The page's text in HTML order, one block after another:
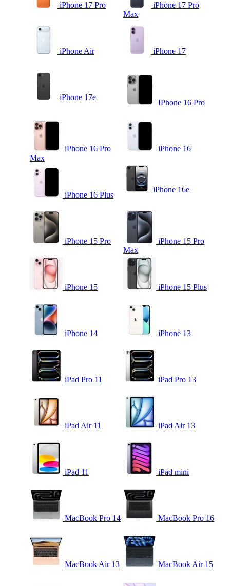
iPhone 17 Pro
iPhone 17 Pro
Max
iPhone Air iPhone 17
iPhone 17e
IPhone 16 Pro
iPhone 16 Pro
Max
iPhone 16
iPhone 16 Plus
iPhone 16e
iPhone 15 Pro
iPhone 15 Pro
Max
iPhone 15 iPhone 15 Plus
iPhone 14 iPhone 13
iPad Pro 11 iPad Pro 13
iPad Air 11 iPad Air 13
iPad 11 iPad mini
MacBook Pro 14 MacBook Pro 16
MacBook Air 13 MacBook Air 15